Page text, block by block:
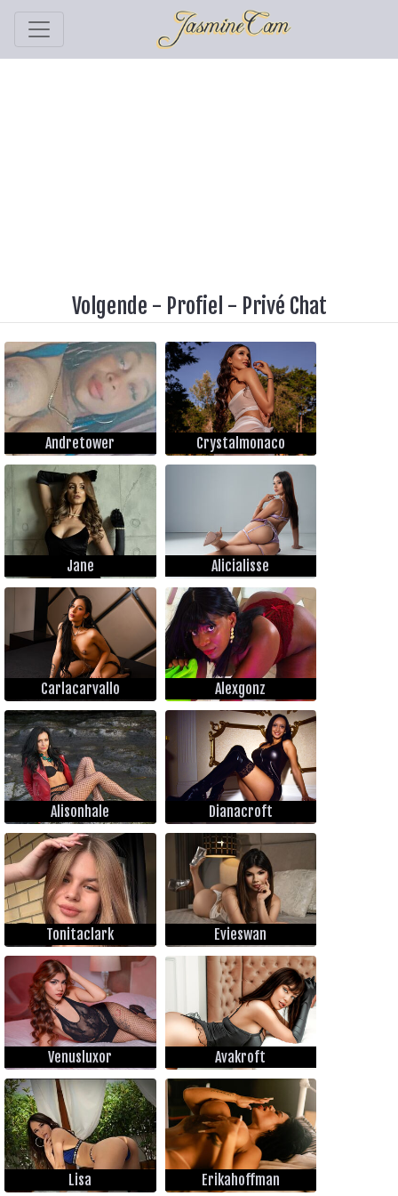
Volgende - Profiel - Privé Chat
Andretower Crystalmonaco
Jane Alicialisse
Carlacarvallo Alexgonz
Alisonhale Dianacroft
Tonitaclark Evieswan
Venusluxor Avakroft
Lisa Erikahoffman